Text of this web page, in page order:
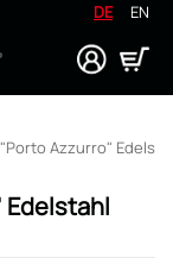
DE EN
Azzurro"
Edelstahl